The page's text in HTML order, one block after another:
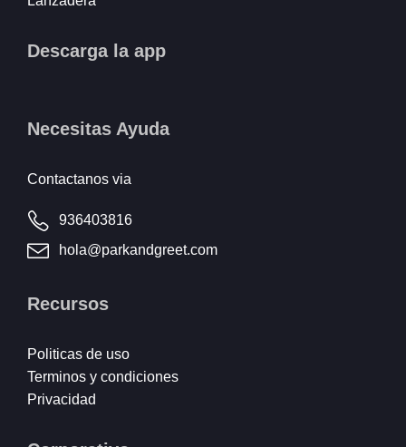
Descarga la app
Necesitas Ayuda
Contactanos via
936403816
hola@parkandgreet.com
Recursos
Politicas de uso
Terminos y condiciones
Privacidad